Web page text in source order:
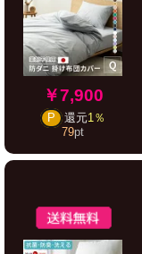
￥7,900
P 還元1％
79pt